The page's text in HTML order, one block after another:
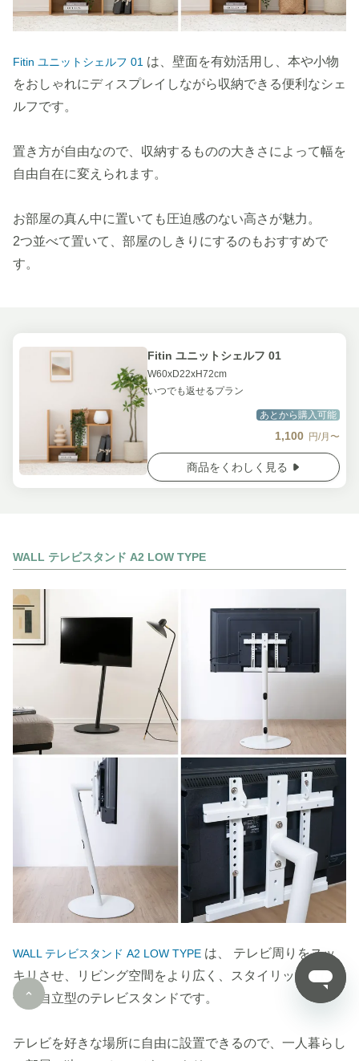
Fitin ユニットシェルフ 01 は、壁面を有効活用し、本や小物
をおしゃれにディスプレイしながら収納できる便利なシェ
ルフです。
置き方が自由なので、収納するものの大きさによって幅を
自由自在に変えられます。
お部屋の真ん中に置いても圧迫感のない高さが魅力。
2つ並べて置いて、部屋のしきりにするのもおすすめで
す。
Fitin ユニットシェルフ 01
W60xD22xH72cm
いつでも返せるプラン
あとから購入可能
1,100 円/月〜
商品をくわしく見る
WALL テレビスタンド A2 LOW TYPE
WALL テレビスタンド A2 LOW TYPE は、 テレビ周りをスッ
キリさせ、リビング空間をより広く、スタイリッシュに見
せる自立型のテレビスタンドです。
テレビを好きな場所に自由に設置できるので、一人暮らし